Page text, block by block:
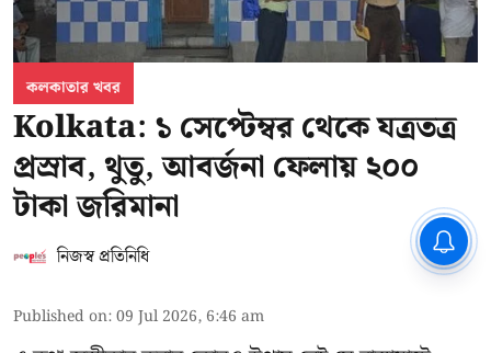
কলকাতার খবর
Kolkata: ১ সেপ্টেম্বর থেকে যত্রতত্র
প্রস্রাব, থুতু, আবর্জনা ফেলায় ২০০
টাকা জরিমানা
নিজস্ব প্রতিনিধি
Published on:09 Jul 2026, 6:46 am